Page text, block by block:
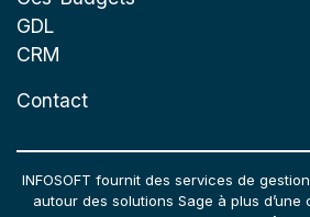
GDL
CRM
Contact
INFOSOFT fournit des services de
autour des solutions Sage à plus d’une